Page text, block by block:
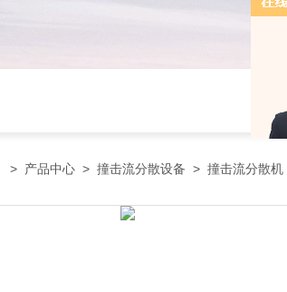
> 产品中心 > 撞击流分散设备 > 撞击流分散机